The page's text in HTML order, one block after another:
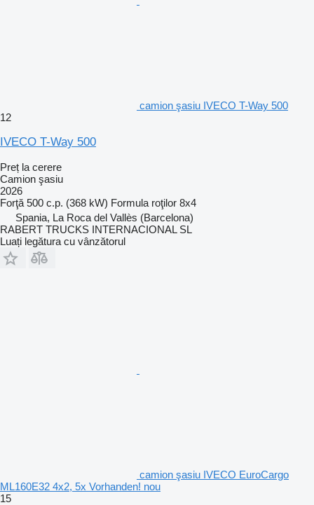
camion şasiu IVECO T-Way 500
12
IVECO T-Way 500
Preț la cerere
Camion şasiu
2026
Forţă 500 c.p. (368 kW) Formula roţilor 8x4
Spania, La Roca del Vallès (Barcelona)
RABERT TRUCKS INTERNACIONAL SL
Luați legătura cu vânzătorul
camion şasiu IVECO EuroCargo
ML160E32 4x2, 5x Vorhanden! nou
15